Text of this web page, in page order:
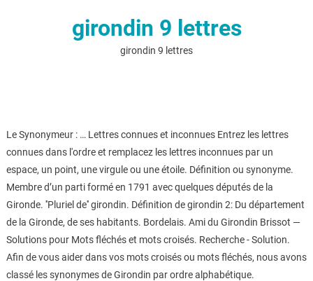
girondin 9 lettres
girondin 9 lettres
Le Synonymeur : … Lettres connues et inconnues Entrez les lettres
connues dans l'ordre et remplacez les lettres inconnues par un
espace, un point, une virgule ou une étoile. Définition ou synonyme.
Membre d’un parti formé en 1791 avec quelques députés de la
Gironde. ''Pluriel de'' girondin. Définition de girondin 2: Du département
de la Gironde, de ses habitants. Bordelais. Ami du Girondin Brissot —
Solutions pour Mots fléchés et mots croisés. Recherche - Solution.
Afin de vous aider dans vos mots croisés ou mots fléchés, nous avons
classé les synonymes de Girondin par ordre alphabétique.